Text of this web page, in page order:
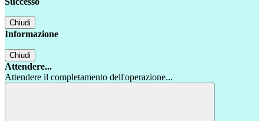
Chiudi
Informazione
Chiudi
Attendere...
Attendere il completamento dell'operazione...